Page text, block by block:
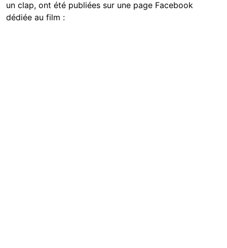
un clap, ont été publiées sur une page Facebook
dédiée au film :